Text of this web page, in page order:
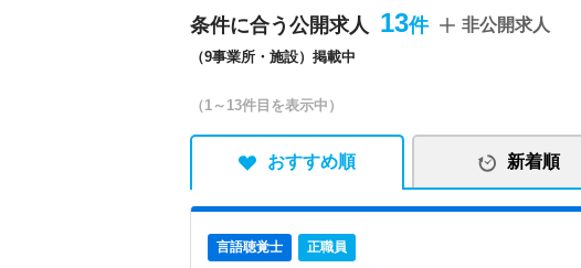
条件に合う公開求人 13
（9事業所・施設）掲載中
非公開求人
（1～13件目を表示中）
おすすめ順 新着順
言語聴覚士 正職員